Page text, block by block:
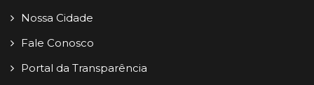
Nossa Cidade
Fale Conosco
Portal da Transparência